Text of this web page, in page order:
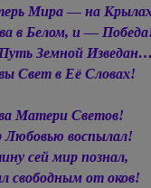
Мира — на
в Белом, и —
Земной Изведан…
Свет в Её Словах!
Матери Светов!
воспылал!
сей мир познал,
свободным от оков!